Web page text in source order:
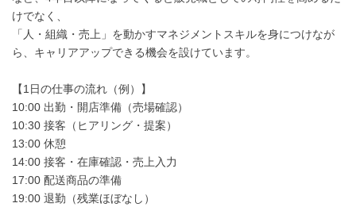
けでなく、
「人・組織・売上」を動かすマネジメントスキルを身につけなが
ら、キャリアアップできる機会を設けています。
【1日の仕事の流れ（例）】
10:00 出勤・開店準備（売場確認）
10:30 接客（ヒアリング・提案）
13:00 休憩
14:00 接客・在庫確認・売上入力
17:00 配送商品の準備
19:00 退勤（残業ほぼなし）